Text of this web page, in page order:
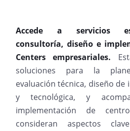
Accede a servicios
consultoría, diseño e
Centers empresariales.
soluciones para la
evaluación técnica, diseño
y tecnológica, y
implementación de
consideran aspectos